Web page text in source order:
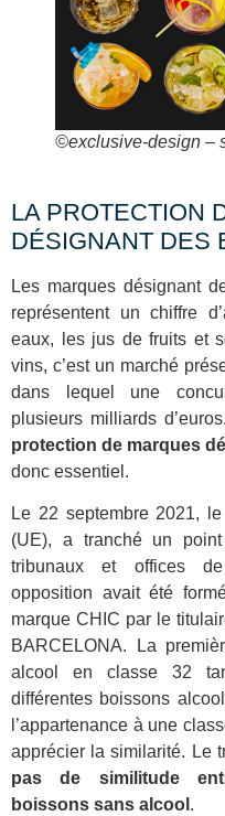
©exclusive-design –
LA PROTECTION
DÉSIGNANT DES
Les marques désignant
représentent un chiffre
eaux, les jus de fruits et
vins, c’est un marché
dans lequel une
plusieurs milliards
protection de marques
donc essentiel.
Le 22 septembre 2021,
(UE), a tranché un
tribunaux et offices
opposition avait été
marque CHIC par le
BARCELONA. La
alcool en classe 32
différentes boissons
l’appartenance à une
apprécier la similarité. Le
pas de similitude
boissons sans alcool .